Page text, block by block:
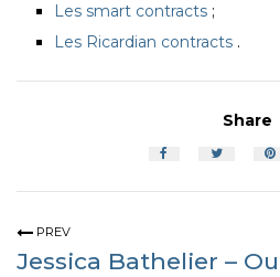
Les smart contracts ;
Les Ricardian contracts .
Share
PREV
Jessica Bathelier –